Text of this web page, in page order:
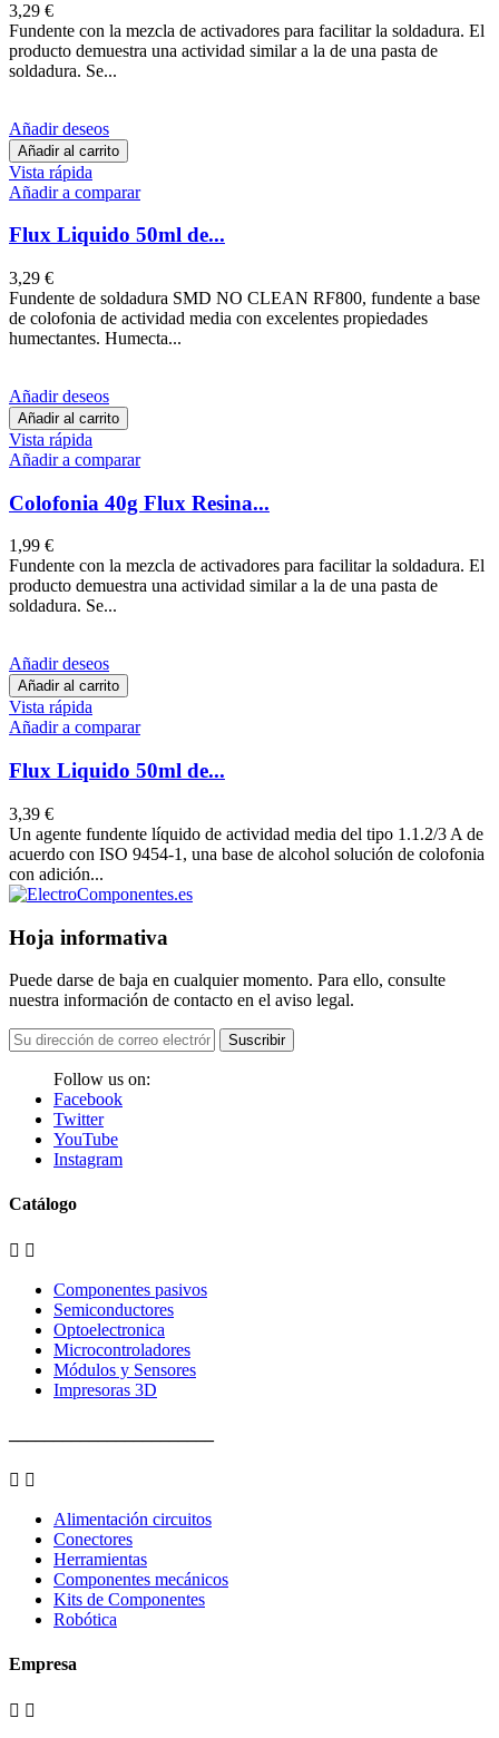
3,29 €
Fundente con la mezcla de activadores para facilitar la soldadura. El
producto demuestra una actividad similar a la de una pasta de
soldadura. Se...
Añadir deseos
Añadir al carrito
Vista rápida
Añadir a comparar
Flux Liquido 50ml de...
3,29 €
Fundente de soldadura SMD NO CLEAN RF800, fundente a base
de colofonia de actividad media con excelentes propiedades
humectantes. Humecta...
Añadir deseos
Añadir al carrito
Vista rápida
Añadir a comparar
Colofonia 40g Flux Resina...
1,99 €
Fundente con la mezcla de activadores para facilitar la soldadura. El
producto demuestra una actividad similar a la de una pasta de
soldadura. Se...
Añadir deseos
Añadir al carrito
Vista rápida
Añadir a comparar
Flux Liquido 50ml de...
3,39 €
Un agente fundente líquido de actividad media del tipo 1.1.2/3 A de
acuerdo con ISO 9454-1, una base de alcohol solución de colofonia
con adición...
Hoja informativa
Puede darse de baja en cualquier momento. Para ello, consulte
nuestra información de contacto en el aviso legal.
Suscribir
Follow us on:
Facebook
Twitter
YouTube
Instagram
Catálogo
 
Componentes pasivos
Semiconductores
Optoelectronica
Microcontroladores
Módulos y Sensores
Impresoras 3D
 
Alimentación circuitos
Conectores
Herramientas
Componentes mecánicos
Kits de Componentes
Robótica
Empresa
 